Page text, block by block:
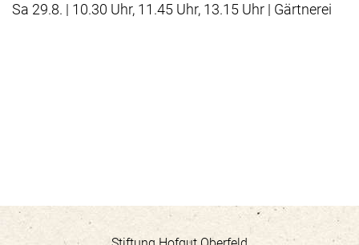
Sa 29.8. | 10.30 Uhr, 11.45 Uhr, 13.15 Uhr | Gärtnerei